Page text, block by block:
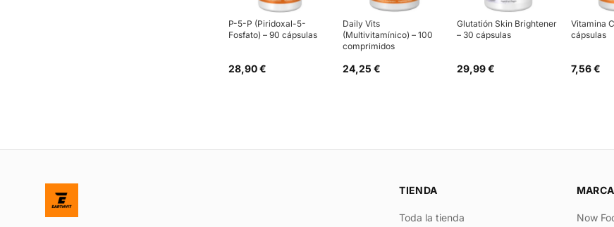
P-5-P (Piridoxal-5-
Fosfato) – 90 cápsulas
28,90 €
Daily Vits
(Multivitamínico) – 100
comprimidos
24,25 €
Glutatión Skin Brightener
– 30 cápsulas
29,99 €
Vitamina
cápsulas
7,56 €
TIENDA
Toda la tienda
Now